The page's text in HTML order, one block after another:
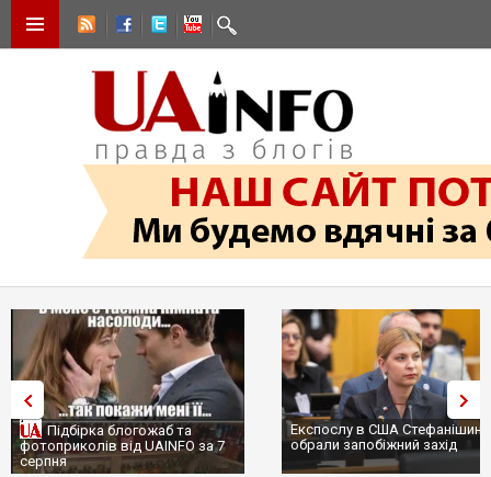
Підбірка блогожаб та
фотоприколів від UAINFO за 7
серпня
Експослу в США
обрали запобіжний захід